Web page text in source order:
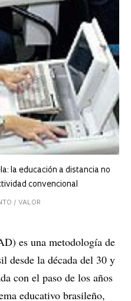
la educación a distancia no
convencional
/ VALOR
es una metodología de
desde la década del 30 y
con el paso de los años
educativo brasileño,